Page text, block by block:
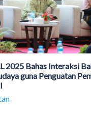
2025 Bahas Interaksi
guna Penguatan